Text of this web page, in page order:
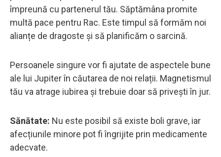
împreună cu partenerul tău. Săptămâna promite
multă pace pentru Rac. Este timpul să formăm noi
alianțe de dragoste și să planificăm o sarcină.
Persoanele singure vor fi ajutate de aspectele bune
ale lui Jupiter în căutarea de noi relații. Magnetismul
tău va atrage iubirea și trebuie doar să privești în jur.
Sănătate: Nu este posibil să existe boli grave, iar
afecțiunile minore pot fi îngrijite prin medicamente
adecvate.